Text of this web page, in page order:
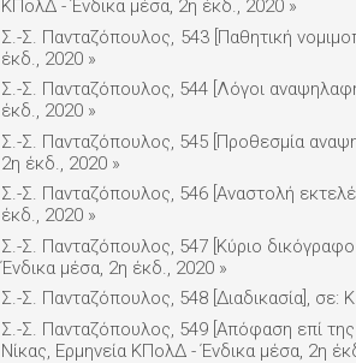
ΚΠολΔ - Ένδικα μέσα, 2η έκδ., 2020 »
Σ.-Σ. Πανταζόπουλος, 543 [Παθητική
έκδ., 2020 »
Σ.-Σ. Πανταζόπουλος, 544 [Λόγοι
έκδ., 2020 »
Σ.-Σ. Πανταζόπουλος, 545 [Προθεσμία
2η έκδ., 2020 »
Σ.-Σ. Πανταζόπουλος, 546 [Αναστολή
έκδ., 2020 »
Σ.-Σ. Πανταζόπουλος, 547 [Κύριο
Ένδικα μέσα, 2η έκδ., 2020 »
Σ.-Σ. Πανταζόπουλος, 548 [Διαδικασία],
Σ.-Σ. Πανταζόπουλος, 549 [Απόφαση επί
Νίκας, Ερμηνεία ΚΠολΔ - Ένδικα μέσα, 2η